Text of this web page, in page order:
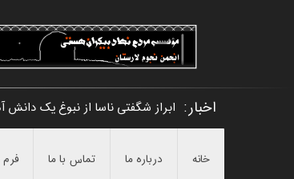
اخبار: ابراز شگفتی ناسا از نبوغ یک دانش
خانه درباره ما تماس با ما